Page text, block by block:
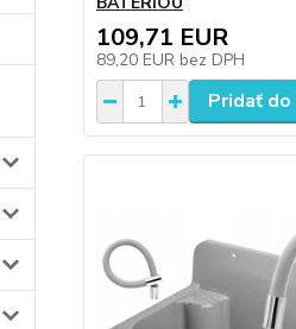
109,71 EUR
89,20 EUR bez DPH
Pridať do